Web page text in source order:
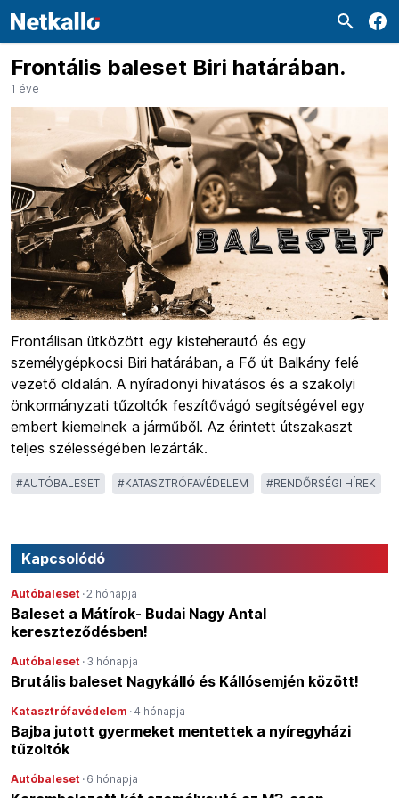
Frontális baleset Biri határában.
1 éve
Frontálisan ütközött egy kisteherautó és egy
személygépkocsi Biri határában, a Fő út Balkány felé
vezető oldalán. A nyíradonyi hivatásos és a szakolyi
önkormányzati tűzoltók feszítővágó segítségével egy
embert kiemelnek a járműből. Az érintett útszakaszt
teljes szélességében lezárták.
#AUTÓBALESET #KATASZTRÓFAVÉDELEM #RENDŐRSÉGI HÍREK
Kapcsolódó
Autóbaleset ·2 hónapja
Baleset a Mátírok- Budai Nagy Antal
kereszteződésben!
Autóbaleset · 3 hónapja
Brutális baleset Nagykálló és Kállósemjén között!
Katasztrófavédelem · 4 hónapja
Bajba jutott gyermeket mentettek a nyíregyházi
tűzoltók
Autóbaleset · 6 hónapja